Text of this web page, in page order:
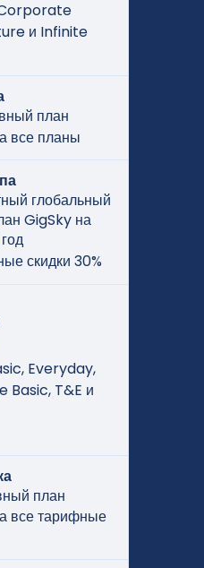
и Infinite
план
все планы
глобальный
GigSky на
скидки 30%
Everyday,
Basic, T&E и
план
все тарифные